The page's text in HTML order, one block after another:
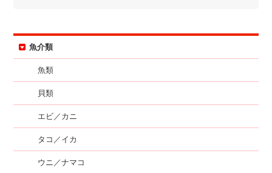
魚介類
魚類
貝類
エビ／カニ
タコ／イカ
ウニ／ナマコ